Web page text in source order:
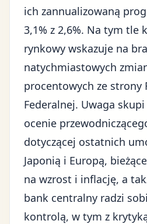
ich zannualizowaną
3,1% z 2,6%. Na tym tle
rynkowy wskazuje na
natychmiastowych
procentowych ze strony
Federalnej. Uwaga
ocenie
dotyczącej ostatnich
Japonią i Europą,
na wzrost i inflację, a
bank centralny radzi
kontrolą, w tym z